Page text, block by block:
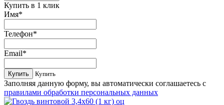
Купить в 1 клик
Имя*
Телефон*
Email*
Купить Купить
Заполняя данную форму, вы автоматически соглашаетесь с
правилами обработки персональных данных